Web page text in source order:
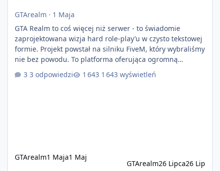
GTArealm · 1 Maja
GTA Realm to coś więcej niż serwer - to świadomie
zaprojektowana wizja hard role-play’u w czysto tekstowej
formie. Projekt powstał na silniku FiveM, który wybraliśmy
nie bez powodu. To platforma oferująca ogromną
elastyczność i znacznie szybszy rozwój systemów niż w
przypadku innych rozwiązań. Usprawniona
3 odpowiedzi 1 643 wyświetleń
GTArealm1 Maja1 Maj
GTArealm26 Lipca26 Lip